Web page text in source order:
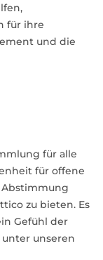
für ihre
und die
für alle
für offene
zu bieten. Es
Gefühl der
unseren